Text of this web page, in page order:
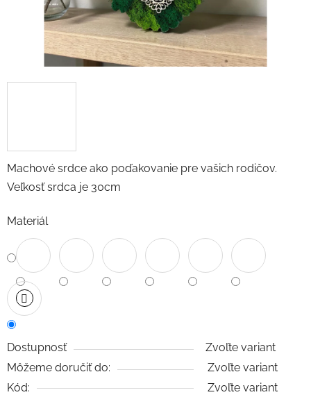
Machové srdce ako poďakovanie pre vašich rodičov.
Veľkosť srdca je 30cm
Materiál
Dostupnosť
Zvoľte variant
Môžeme doručiť do:
Zvoľte variant
Kód:
Zvoľte variant